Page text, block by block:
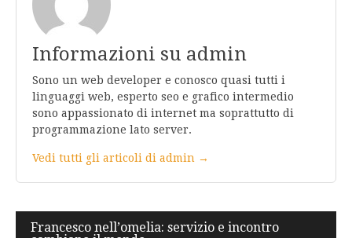
Informazioni su admin
Sono un web developer e conosco quasi tutti i
linguaggi web, esperto seo e grafico intermedio
sono appassionato di internet ma soprattutto di
programmazione lato server.
Vedi tutti gli articoli di admin →
Navigazione
Francesco nell’omelia: servizio e incontro